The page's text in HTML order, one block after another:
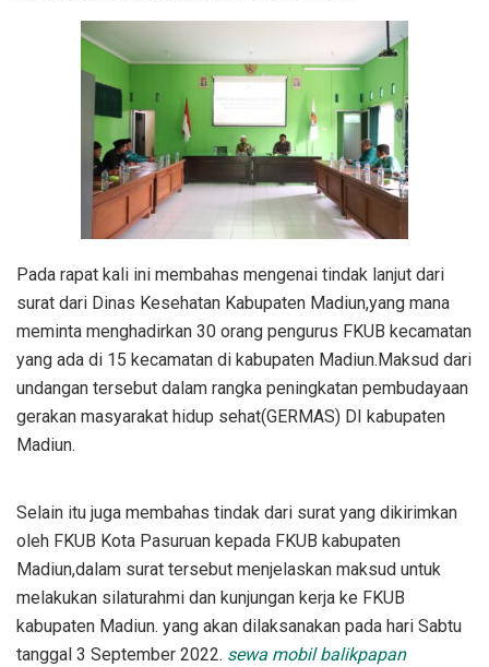
Pada rapat kali ini membahas mengenai tindak lanjut dari
surat dari Dinas Kesehatan Kabupaten Madiun,yang mana
meminta menghadirkan 30 orang pengurus FKUB kecamatan
yang ada di 15 kecamatan di kabupaten Madiun.Maksud dari
undangan tersebut dalam rangka peningkatan pembudayaan
gerakan masyarakat hidup sehat(GERMAS) DI kabupaten
Madiun.
Selain itu juga membahas tindak dari surat yang dikirimkan
oleh FKUB Kota Pasuruan kepada FKUB kabupaten
Madiun,dalam surat tersebut menjelaskan maksud untuk
melakukan silaturahmi dan kunjungan kerja ke FKUB
kabupaten Madiun. yang akan dilaksanakan pada hari Sabtu
tanggal 3 September 2022. sewa mobil balikpapan